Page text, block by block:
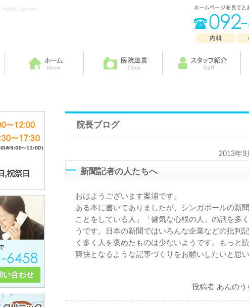
も充実しております。
院長ブログ
2013年9
新聞記者の人たちへ
おはようございます案浦です。
ある本に書いてありましたが、シンガポールの新
ことをしている人」「健気な心根の人」の話を多
うです。日本の新聞ではいろんな企業などの批判
く多く人を褒めたものは少ないようです。もっと
爽快となるような記事づくりをお願いしたいと思い
投稿者 あんのう